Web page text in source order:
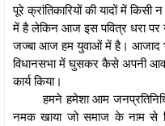
पूरे क्रांतिकारियों की यादों में
में है लेकिन आज इस पवित्र धरा
जज्बा आज हम युवाओं में है। आजाद
विधानसभा में घुसकर कैसे अपनी
कार्य किया।
हमने हमेशा आम
नमक खाया जो समाज के नाम से